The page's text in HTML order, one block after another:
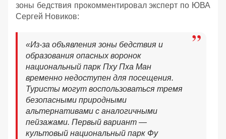
зоны бедствия прокомментировал эксперт по ЮВА
Сергей Новиков:
«Из-за объявления зоны бедствия и
образования опасных воронок
национальный парк Пху Пха Ман
временно недоступен для посещения.
Туристы могут воспользоваться тремя
безопасными природными
альтернативами с аналогичными
пейзажами. Первый вариант —
культовый национальный парк Фу